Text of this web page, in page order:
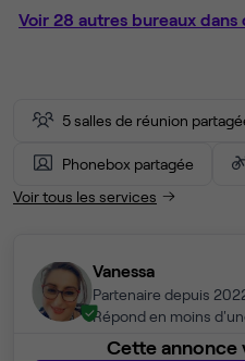
Voir 28 autres bureaux dans
5 salles de réunion
Phonebox partagée
Voir tous les services
Vanessa
Partenaire depuis
Répond en moins
Cette annonce